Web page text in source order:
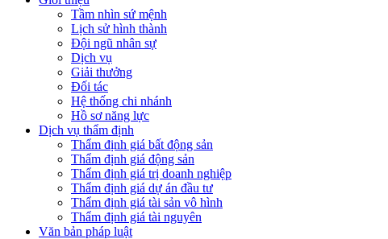
Tầm nhìn sứ mệnh
Lịch sử hình thành
Đội ngũ nhân sự
Dịch vụ
Giải thưởng
Đối tác
Hệ thống chi nhánh
Hồ sơ năng lực
Dịch vụ thẩm định
Thẩm định giá bất động sản
Thẩm định giá động sản
Thẩm định giá trị doanh nghiệp
Thẩm định giá dự án đầu tư
Thẩm định giá tài sản vô hình
Thẩm định giá tài nguyên
Văn bản pháp luật